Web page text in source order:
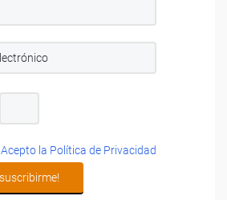
Acepto la Política de Privacidad